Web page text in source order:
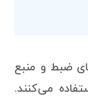
ضبط و منبع
می‌کنند.